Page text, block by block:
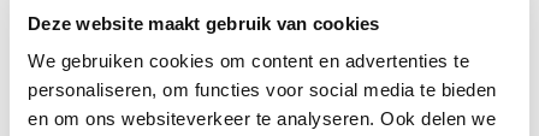
Deze website maakt gebruik van cookies
We gebruiken cookies om content en advertenties te
personaliseren, om functies voor social media te bieden
en om ons websiteverkeer te analyseren. Ook delen we
horloge vele mogelijkheden. Aan de kast zit een gelijk
heeft een mineraalglas, een doorsnee van 36mm en is
10ATM.